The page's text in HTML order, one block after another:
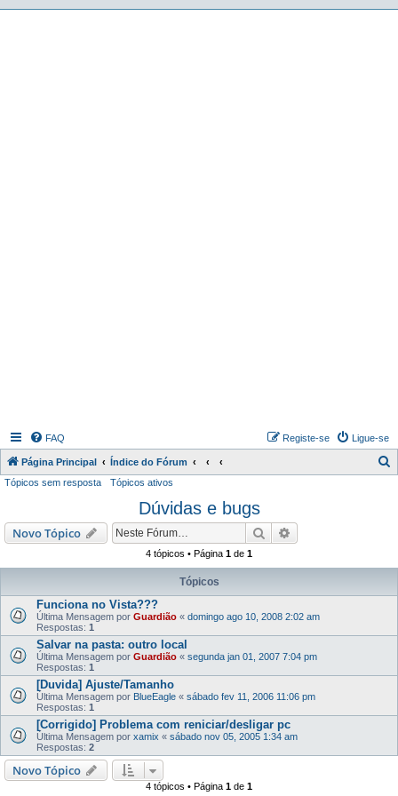
FAQ Ligue-se
Registe-se
Página Principal Índice do Fórum
i
Tópicos sem resposta Tópicos ativos
Dúvidas e bugs
Novo Tópico Pesquisar
4 tópicos • Página 1 de 1
Tópicos
Funciona no Vista???
Última Mensagem por Guardião « domingo ago 10, 2008 2:02 am
Respostas: 1
Salvar na pasta: outro local
Última Mensagem por Guardião « segunda jan 01, 2007 7:04 pm
Respostas: 1
[Duvida] Ajuste/Tamanho
Última Mensagem por BlueEagle « sábado fev 11, 2006 11:06 pm
Respostas: 1
[Corrigido] Problema com reniciar/desligar pc
Última Mensagem por xamix « sábado nov 05, 2005 1:34 am
Respostas: 2
Novo Tópico
4 tópicos • Página 1 de 1